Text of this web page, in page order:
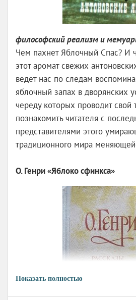
философский реализм и
Чем пахнет Яблочный Спас? И
этот аромат свежих
ведет нас по следам
яблочный запах в дворянских
череду которых проводит свой
познакомить читателя с
представителями этого
традиционного мира
О. Генри «Яблоко сфинкса»
Показать полностью